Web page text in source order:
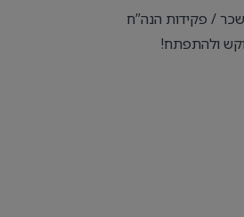
/ פקידות הנה”ח
ולהתפתח!